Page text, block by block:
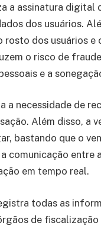
a assinatura digital
dos usuários.
rosto dos usuários
o risco de
e a
a necessidade de
Além disso, a
bastando que o
comunicação entre
em tempo real.
todas as
de